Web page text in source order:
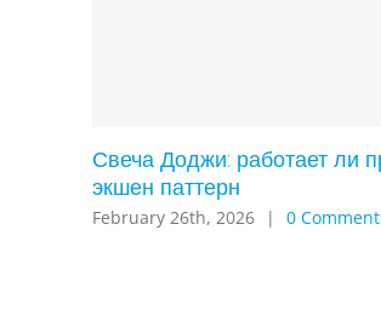
Свеча Доджи: работает ли
экшен паттерн
February 26th, 2026 | 0